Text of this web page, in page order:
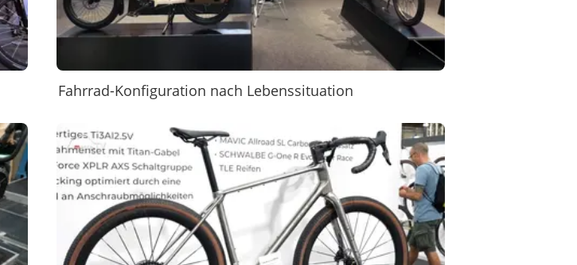
Fahrrad-Konfiguration nach Lebenssituation